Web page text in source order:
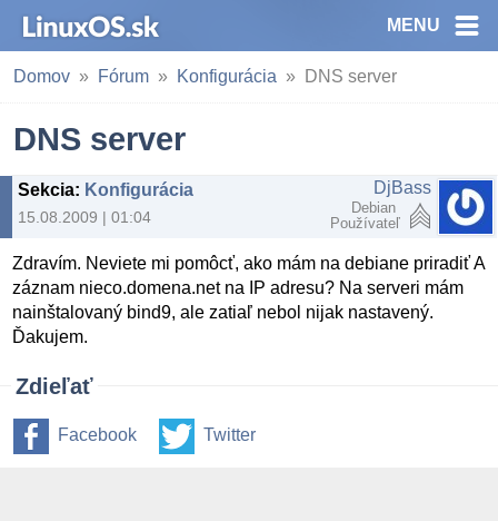
MENU
Domov Fórum Konfigurácia DNS server
DNS server
Sekcia: Konfigurácia
15.08.2009 | 01:04
DjBass
Debian
Používateľ
Zdravím. Neviete mi pomôcť, ako mám na debiane priradiť A
záznam nieco.domena.net na IP adresu? Na serveri mám
nainštalovaný bind9, ale zatiaľ nebol nijak nastavený.
Ďakujem.
Zdieľať
Facebook Twitter